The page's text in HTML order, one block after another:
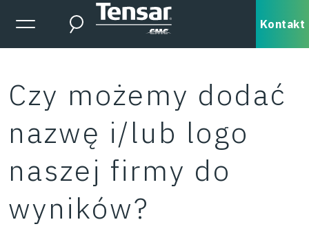
Skip to main content
Expanded Menu Toggle
Search Kontakt
Czy możemy dodać
nazwę i/lub logo
naszej firmy do
wyników?